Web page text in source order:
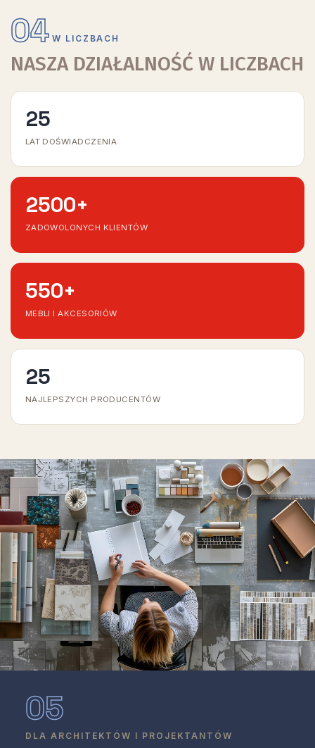
04 W LICZBACH
NASZA DZIAŁALNOŚĆ W LICZBACH
25
LAT DOŚWIADCZENIA
2500+
ZADOWOLONYCH KLIENTÓW
550+
MEBLI I AKCESORIÓW
25
NAJLEPSZYCH PRODUCENTÓW
05
DLA ARCHITEKTÓW I PROJEKTANTÓW